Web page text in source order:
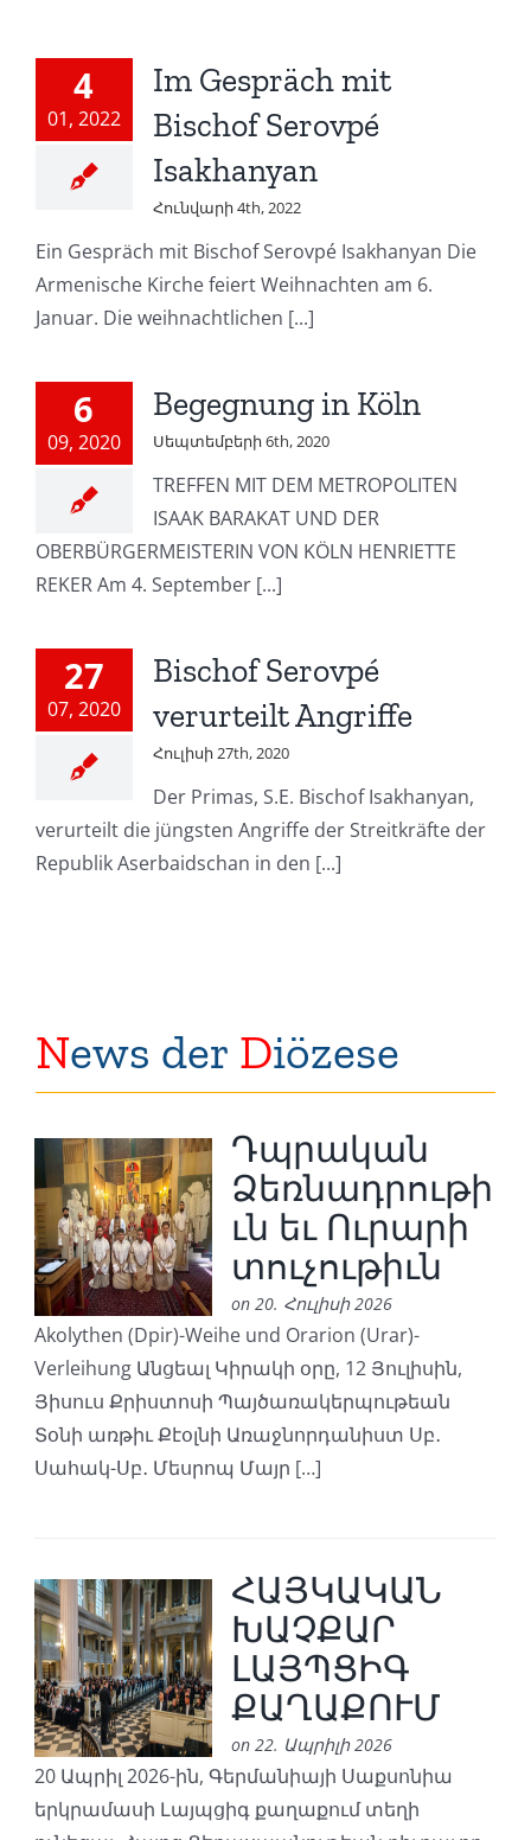
4
01, 2022
Im Gespräch mit
Bischof Serovpé
Isakhanyan
Հունվարի 4th, 2022
Ein Gespräch mit Bischof Serovpé Isakhanyan Die
Armenische Kirche feiert Weihnachten am 6.
Januar. Die weihnachtlichen [...]
6
09, 2020
Begegnung in Köln
Սեպտեմբերի 6th, 2020
TREFFEN MIT DEM METROPOLITEN
ISAAK BARAKAT UND DER
OBERBÜRGERMEISTERIN VON KÖLN HENRIETTE
REKER Am 4. September [...]
27
07, 2020
Bischof Serovpé
verurteilt Angriffe
Հուլիսի 27th, 2020
Der Primas, S.E. Bischof Isakhanyan,
verurteilt die jüngsten Angriffe der Streitkräfte der
Republik Aserbaidschan in den [...]
News der Diözese
Դպրական
Ձեռնադրութի
ւն եւ Ուրարի
տուչութիւն
on 20. Հուլիսի 2026
Akolythen (Dpir)-Weihe und Orarion (Urar)-
Verleihung Անցեալ Կիրակի օրը, 12 Յուլիսին,
Յիսուս Քրիստոսի Պայծառակերպութեան
Տօնի առթիւ Քէօլնի Առաջնորդանիստ Սբ․
Սահակ-Սբ․ Մեսրոպ Մայր […]
ՀԱՅԿԱԿԱՆ
ԽԱՉՔԱՐ
ԼԱՅՊՑԻԳ
ՔԱՂԱՔՈՒՄ
on 22. Ապրիլի 2026
20 Ապրիլ 2026-ին, Գերմանիայի Սաքսոնիա
երկրամասի Լայպցիգ քաղաքում տեղի